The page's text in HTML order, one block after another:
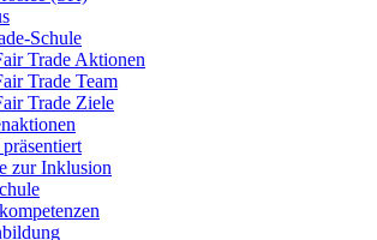
Schule
Trade Aktionen
Trade Team
Trade Ziele
zur Inklusion